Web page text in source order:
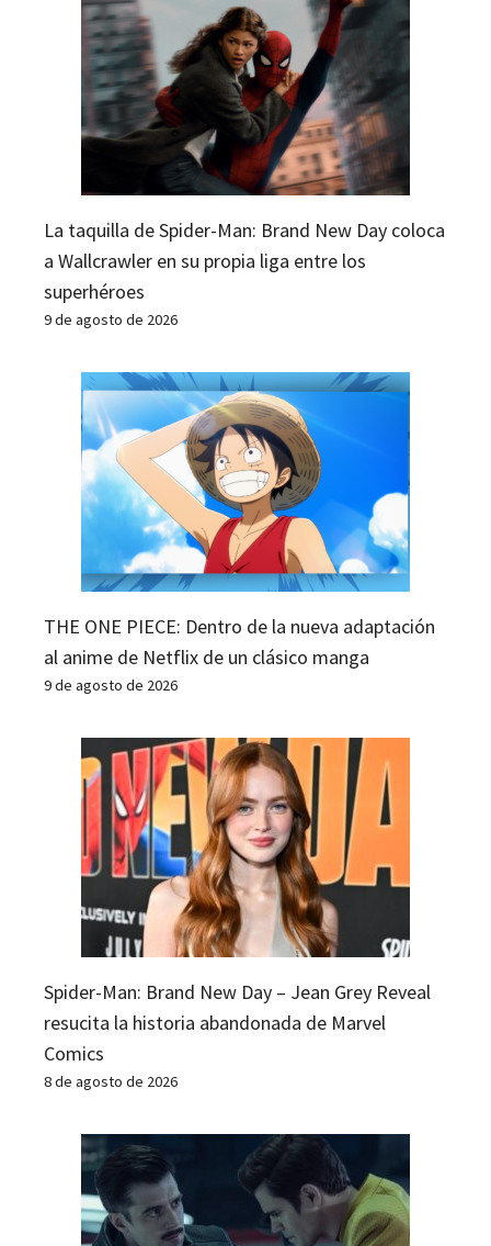
La taquilla de Spider-Man: Brand New Day coloca
a Wallcrawler en su propia liga entre los
superhéroes
9 de agosto de 2026
THE ONE PIECE: Dentro de la nueva adaptación
al anime de Netflix de un clásico manga
9 de agosto de 2026
Spider-Man: Brand New Day – Jean Grey Reveal
resucita la historia abandonada de Marvel
Comics
8 de agosto de 2026